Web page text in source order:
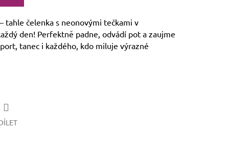
– tahle čelenka s neonovými tečkami v
den! Perfektně padne, odvádí pot a zaujme
tanec i každého, kdo miluje výrazné